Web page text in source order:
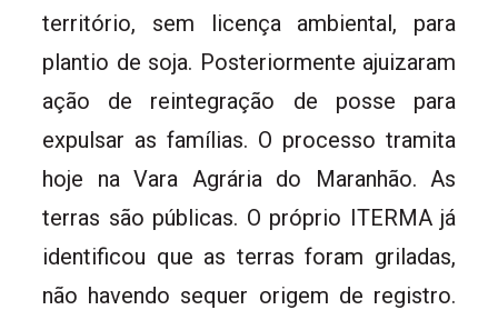
território, sem licença ambiental, para
plantio de soja. Posteriormente ajuizaram
ação de reintegração de posse para
expulsar as famílias. O processo tramita
hoje na Vara Agrária do Maranhão. As
terras são públicas. O próprio ITERMA já
identificou que as terras foram griladas,
não havendo sequer origem de registro.